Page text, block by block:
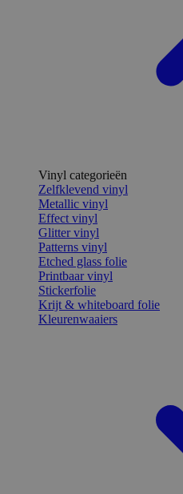
Vinyl categorieën
Zelfklevend vinyl
Metallic vinyl
Effect vinyl
Glitter vinyl
Patterns vinyl
Etched glass folie
Printbaar vinyl
Stickerfolie
Krijt & whiteboard folie
Kleurenwaaiers